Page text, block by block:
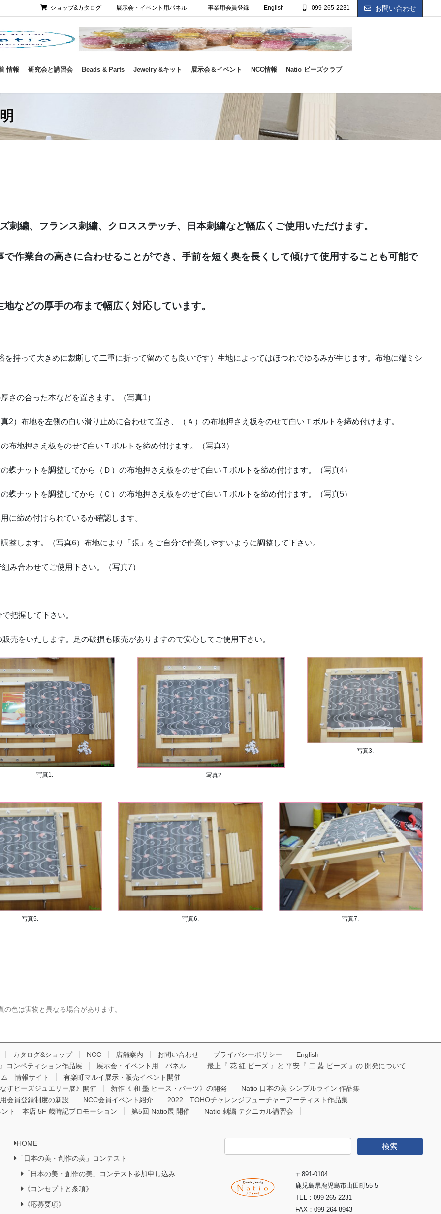
ショップ&カタログ 展示会・イベント用パネル 事業用会員登録 English 099-265-2231 お問い合わせ
情報 研究会と講習会 Beads & Parts Jewelry &キット 展示会＆イベント NCC情報 Natio ビーズクラブ
繍、フランス刺繍、クロスステッチ、日本刺繍など幅広くご使用いただけます。
作業台の高さに合わせることができ、手前を短く奥を長くして傾けて使用することも可能で
などの厚手の布まで幅広く対応しています。
持って大きめに裁断して二重に折って留めても良いです）生地によってはほつれでゆるみが生じます。布地に端ミシ
の合った本などを置きます。（写真1）
）布地を左側の白い滑り止めに合わせて置き、（Ａ）の布地押さえ板をのせて白いＴボルトを締め付けます。
地押さえ板をのせて白いＴボルトを締め付けます。（写真3）
ナットを調整してから（Ｄ）の布地押さえ板をのせて白いＴボルトを締め付けます。（写真4）
ナットを調整してから（Ｃ）の布地押さえ板をのせて白いＴボルトを締め付けます。（写真5）
締め付けられているか確認します。
します。（写真6）布地により「張」をご自分で作業しやすいように調整して下さい。
み合わせてご使用下さい。（写真7）
把握して下さい。
売をいたします。足の破損も販売がありますので安心してご使用下さい。
写真1. 写真2.
写真3.
写真5. 写真6. 写真7.
色は実物と異なる場合があります。
カタログ&ショップ NCC 店舗案内 お問い合わせ プライバシーポリシー
English
コンペティション作品展
展示会・イベント用 パネル
最上『 花 紅 ビーズ 』と 平安『 二 藍 ビーズ 』の 開発について
ム 情報サイト
有楽町マルイ展示・販売イベント開催
すビーズジュエリー展》開催
新作《 和 墨 ビーズ・パーツ》の開発
Natio 日本の美 シンプルライン 作品集
会員登録制度の新設
NCC会員イベント紹介
2022 TOHOチャレンジフューチャーアーティスト作品集
ト 本店 5F 歳時記プロモーション
第5回 Natio展 開催 Natio 刺繍 テクニカル講習会
HOME
「日本の美・創作の美」コンテスト
「日本の美・創作の美」コンテスト参加申し込み
《コンセプトと条項》
《応募要項》
索:
〒891-0104
鹿児島県鹿児島市山田町55-5
TEL：099-265-2231
FAX：099-264-8943